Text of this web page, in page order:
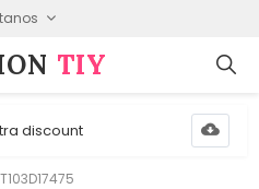
TIY
discount
T103D17475